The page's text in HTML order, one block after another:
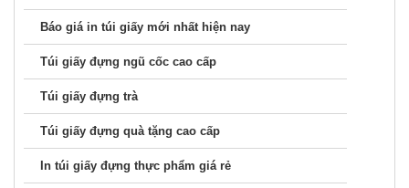
Báo giá in túi giấy mới nhất hiện nay
Túi giấy đựng ngũ cốc cao cấp
Túi giấy đựng trà
Túi giấy đựng quà tặng cao cấp
In túi giấy đựng thực phẩm giá rẻ